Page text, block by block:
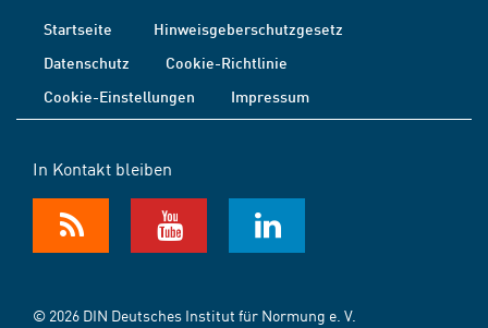
Startseite
Hinweisgeberschutzgesetz
Datenschutz
Cookie-Richtlinie
Cookie-Einstellungen
Impressum
In Kontakt bleiben
© 2026 DIN Deutsches Institut für Normung e. V.